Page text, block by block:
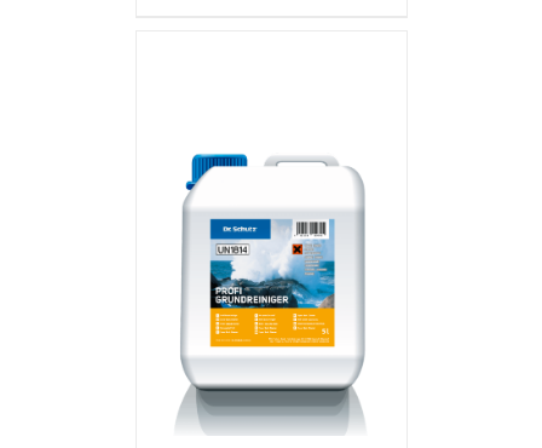
IN DEN WARENKORB
DETAILS